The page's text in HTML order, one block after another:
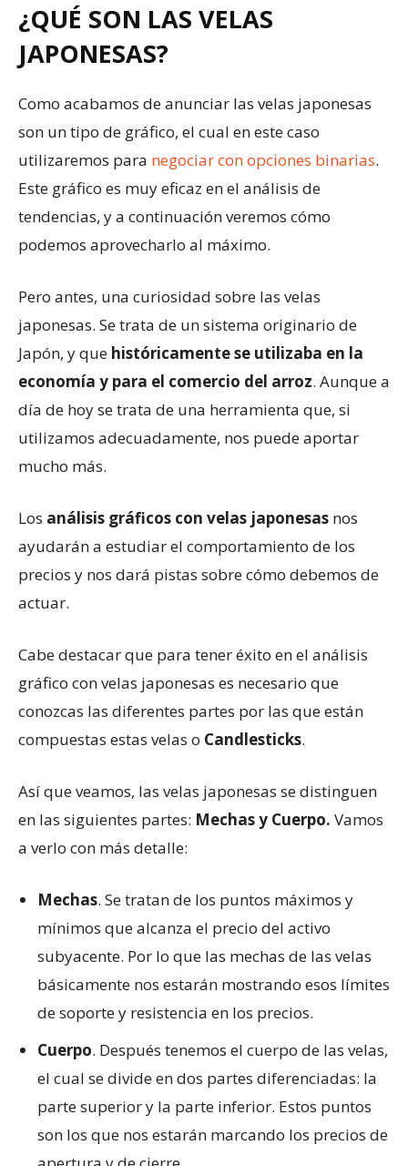
¿QUÉ SON LAS VELAS
JAPONESAS?
Como acabamos de anunciar las velas japonesas
son un tipo de gráfico, el cual en este caso
utilizaremos para negociar con opciones binarias.
Este gráfico es muy eficaz en el análisis de
tendencias, y a continuación veremos cómo
podemos aprovecharlo al máximo.
Pero antes, una curiosidad sobre las velas
japonesas. Se trata de un sistema originario de
Japón, y que históricamente se utilizaba en la
economía y para el comercio del arroz. Aunque a
día de hoy se trata de una herramienta que, si
utilizamos adecuadamente, nos puede aportar
mucho más.
Los análisis gráficos con velas japonesas nos
ayudarán a estudiar el comportamiento de los
precios y nos dará pistas sobre cómo debemos de
actuar.
Cabe destacar que para tener éxito en el análisis
gráfico con velas japonesas es necesario que
conozcas las diferentes partes por las que están
compuestas estas velas o Candlesticks.
Así que veamos, las velas japonesas se distinguen
en las siguientes partes: Mechas y Cuerpo. Vamos
a verlo con más detalle:
Mechas. Se tratan de los puntos máximos y
mínimos que alcanza el precio del activo
subyacente. Por lo que las mechas de las velas
básicamente nos estarán mostrando esos límites
de soporte y resistencia en los precios.
Cuerpo. Después tenemos el cuerpo de las velas,
el cual se divide en dos partes diferenciadas: la
parte superior y la parte inferior. Estos puntos
son los que nos estarán marcando los precios de